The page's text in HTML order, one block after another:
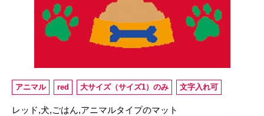
アニマル red 大サイズ（サイズ1）のみ 文字入れ可
レッド,犬,ごはん,アニマルタイプのマット